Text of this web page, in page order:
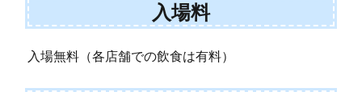
入場料
入場無料（各店舗での飲食は有料）